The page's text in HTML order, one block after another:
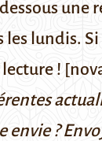
lundis.
!
envie ?